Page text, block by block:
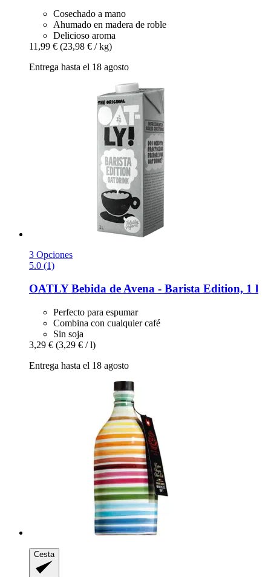
Cosechado a mano
Ahumado en madera de roble
Delicioso aroma
11,99 € (23,98 € / kg)
Entrega hasta el 18 agosto
3 Opciones
5.0 (1)
OATLYBebida de Avena -​ Barista Edition, 1 l
Perfecto para espumar
Combina con cualquier café
Sin soja
3,29 € (3,29 € / l)
Entrega hasta el 18 agosto
Cesta